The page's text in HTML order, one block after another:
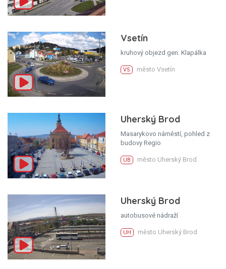
Vsetín
kruhový objezd gen. Klapálka
VS město Vsetín
Uherský Brod
Masarykovo náměstí, pohled z
budovy Regio
UB město Uherský Brod
Uherský Brod
autobusové nádraží
UH město Uherský Brod